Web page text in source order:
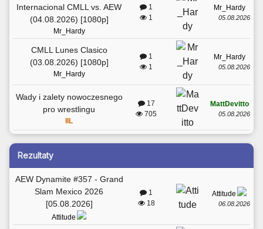
Internacional CMLL vs. AEW
(04.08.2026) [1080p]
Mr_Hardy
1
1
Mr_Hardy
05.08.2026
CMLL Lunes Clasico
(03.08.2026) [1080p]
Mr_Hardy
1
1
Mr_Hardy
05.08.2026
Wady i zalety nowoczesnego
pro wrestlingu
IIL
17
705
MattDevitto
05.08.2026
Rezultaty
AEW Dynamite #357 - Grand
Slam Mexico 2026
[05.08.2026]
Attitude
1
18
Attitude
06.08.2026